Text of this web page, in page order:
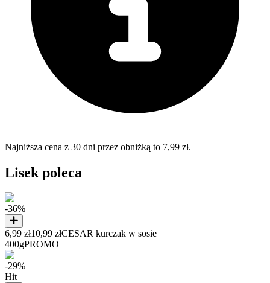
Najniższa cena z 30 dni przez obniżką to 7,99 zł.
Lisek poleca
-36%
6,99 zł10,99 złCESAR kurczak w sosie
400gPROMO
-29%
Hit